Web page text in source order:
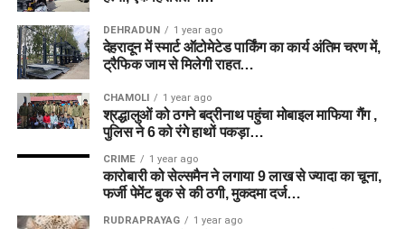
DEHRADUN 1 year ago
देहरादून में स्मार्ट ऑटोमेटेड पार्किंग का कार्य अंतिम चरण में,
ट्रैफिक जाम से मिलेगी राहत…
CHAMOLI 1 year ago
श्रद्धालुओं को ठगने बद्रीनाथ पहुंचा मोबाइल माफिया गैंग ,
पुलिस ने 6 को रंगे हाथों पकड़ा…
CRIME 1 year ago
कारोबारी को सेल्समैन ने लगाया 9 लाख से ज्यादा का चूना,
फर्जी पेमेंट बुक से की ठगी, मुकदमा दर्ज…
RUDRAPRAYAG 1 year ago